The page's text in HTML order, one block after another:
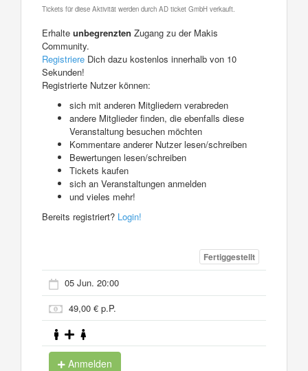
Tickets für diese Aktivität werden durch AD ticket GmbH verkauft.
Erhalte unbegrenzten Zugang zu der Makis
Community.
Registriere Dich dazu kostenlos innerhalb von 10
Sekunden!
Registrierte Nutzer können:
sich mit anderen Mitgliedern verabreden
andere Mitglieder finden, die ebenfalls diese
Veranstaltung besuchen möchten
Kommentare anderer Nutzer lesen/schreiben
Bewertungen lesen/schreiben
Tickets kaufen
sich an Veranstaltungen anmelden
und vieles mehr!
Bereits registriert? Login!
Fertiggestellt
05 Jun. 20:00
49,00 € p.P.
Anmelden